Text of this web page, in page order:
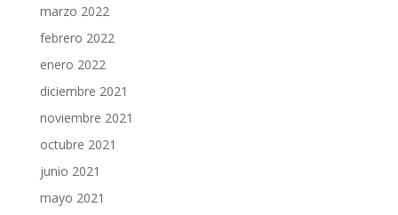
marzo 2022
febrero 2022
enero 2022
diciembre 2021
noviembre 2021
octubre 2021
junio 2021
mayo 2021